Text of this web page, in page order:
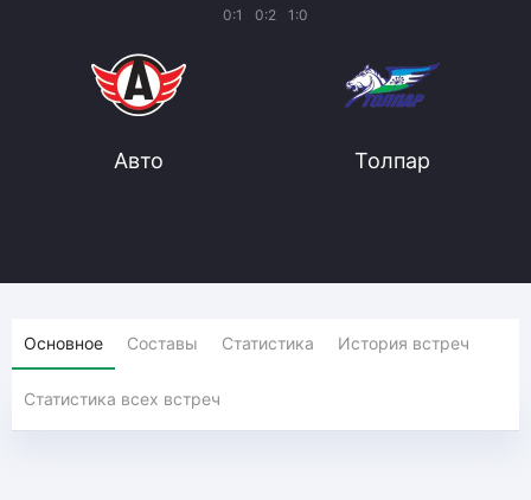
Авто
0:1 0:2 1:0
Толпар
Основное Составы Статистика История встреч
Статистика всех встреч